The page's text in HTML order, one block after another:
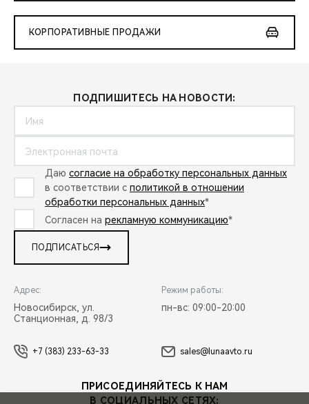
КОРПОРАТИВНЫЕ ПРОДАЖИ
ПОДПИШИТЕСЬ НА НОВОСТИ:
Даю согласие на обработку персональных данных
в соответствии с политикой в отношении
обработки персональных данных*
Согласен на рекламную коммуникацию*
ПОДПИСАТЬСЯ
Адрес:
Новосибирск, ул.
Станционная, д. 98/3
Режим работы:
пн-вс: 09:00-20:00
+7 (383) 233-63-33 sales@lunaavto.ru
ПРИСОЕДИНЯЙТЕСЬ К НАМ
В СОЦИАЛЬНЫХ СЕТЯХ: